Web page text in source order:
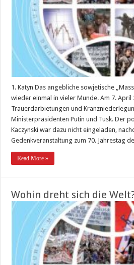
1. Katyn Das angebliche sowjetische
wieder einmal in vieler Munde. Am 7. April
Trauerdarbietungen und
Ministerpräsidenten Putin und Tusk. Der
Kaczynski war dazu nicht eingeladen,
Gedenkveranstaltung zum 70. Jahrestag
Read More »
Wohin dreht sich die